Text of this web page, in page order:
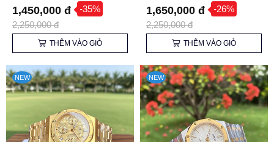
THON GỌN TRÊN CỔ TAY
1,450,000 đ -35%
2,250,000 đ
THÊM VÀO GIỎ
lịch và tinh tế
1,650,000 đ -26%
2,250,000 đ
THÊM VÀO GIỎ
NEW NEW